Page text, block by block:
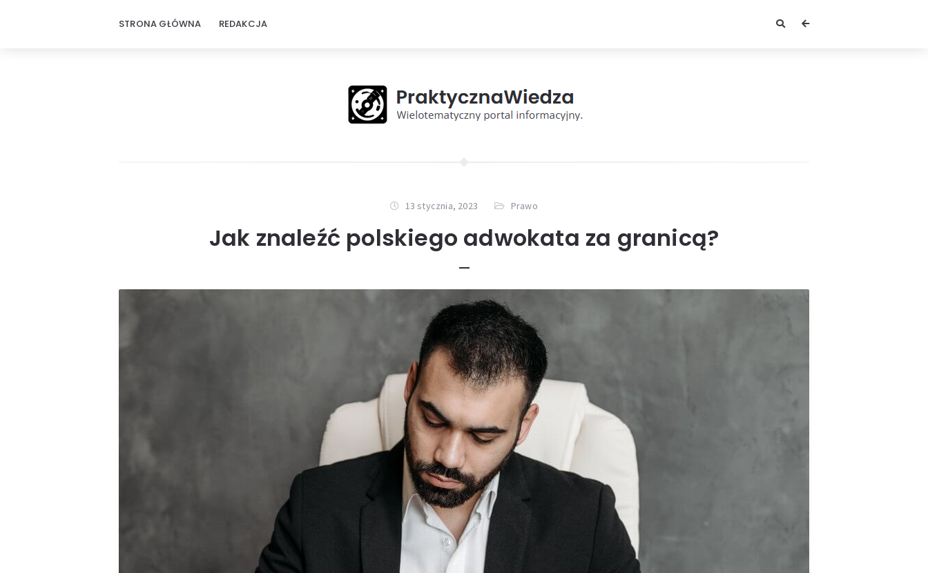
STRONA GŁÓWNA REDAKCJA
13 stycznia, 2023 Prawo
Jak znaleźć polskiego adwokata za granicą?